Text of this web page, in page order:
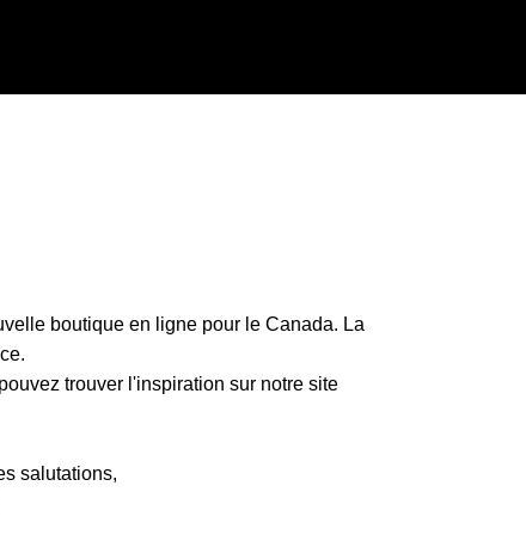
boutique en ligne pour le Canada. La
trouver l'inspiration sur notre site
salutations,